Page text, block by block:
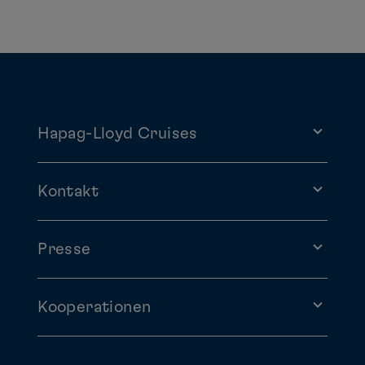
Hapag-Lloyd Cruises
Kontakt
Presse
Kooperationen